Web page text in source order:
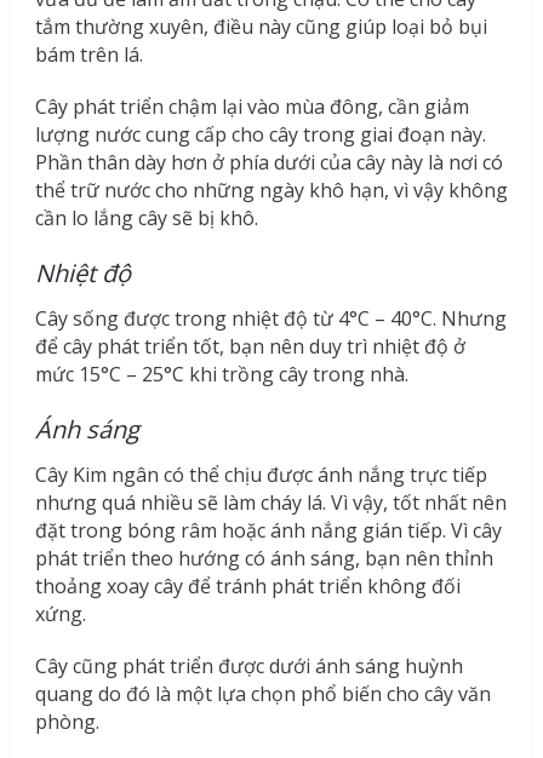
tắm thường xuyên, điều này cũng giúp loại bỏ bụi
bám trên lá.
Cây phát triển chậm lại vào mùa đông, cần giảm
lượng nước cung cấp cho cây trong giai đoạn này.
Phần thân dày hơn ở phía dưới của cây này là nơi có
thể trữ nước cho những ngày khô hạn, vì vậy không
cần lo lắng cây sẽ bị khô.
Nhiệt độ
Cây sống được trong nhiệt độ từ 4°C – 40°C. Nhưng
để cây phát triển tốt, bạn nên duy trì nhiệt độ ở
mức 15°C – 25°C khi trồng cây trong nhà.
Ánh sáng
Cây Kim ngân có thể chịu được ánh nắng trực tiếp
nhưng quá nhiều sẽ làm cháy lá. Vì vậy, tốt nhất nên
đặt trong bóng râm hoặc ánh nắng gián tiếp. Vì cây
phát triển theo hướng có ánh sáng, bạn nên thỉnh
thoảng xoay cây để tránh phát triển không đối
xứng.
Cây cũng phát triển được dưới ánh sáng huỳnh
quang do đó là một lựa chọn phổ biến cho cây văn
phòng.